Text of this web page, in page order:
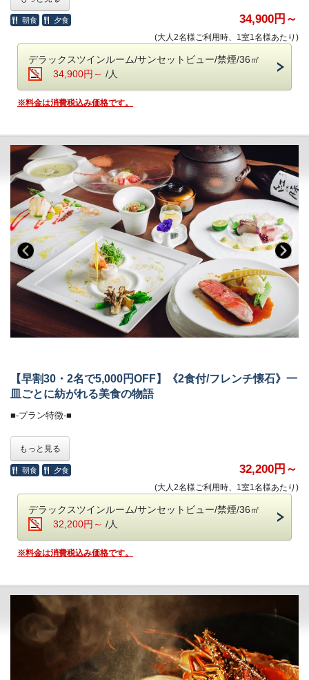
＜高濃度ラジウム温泉＞（6:00～10:00／15:30～24:00）
・湯上がりラウンジ：生ビール＆ドリンク、アイスクリーム
＜ラウンジ＞（7:00～12:00／15:00～24:00）
・メインラウンジ（スカイガーデン併設）：おつまみとドリンク
＜ザ・ミュージックルーム＞（7:00～12:00／15:00～24:00）
・ハンギングソファーで音楽を堪能
＜ライブラリー＞（7:00～12:00／15:00～24:00）
・お気に入りの一冊を
■-ご予約にあたって-■
・12歳以下のお子様はご遠慮いただいております。
・8名様以上のご宿泊は事前にご相談ください。
・バリアフリー、ポーターサービスは未対応です。
お二人なら5,000円OFFになるお得なプランです。
※表示金額は割引されたプラン料金です。
■-《夕食》瀬戸の恵みを雅に味わえる瀬戸内キュイジーヌ-■
和の品格とフレンチの美学が調和する
フレンチ懐石に、さらに趣向を凝らした数皿を重ねて。
食の芸術として昇華された、至高の“フレンチキュイジーヌ”
特別な夜にふさわしい、一段上の美食体験をお届けします。
・お食事中のドリンクフリー
・会場 レストラン「ザ・マイルストーン」
・時間 17：30、18：00、18：30、19：00、19：30
（完全予約制。予約時にご指定ください）
ご希望のお時間が満席の際は、時間変更をお願いする場合がございま
す。
■-朝のごちそう《和食御膳》-■
炊きたて土鍋ご飯のふわりと広がる甘い香り、
みずみずしい朝採れ野菜、濃厚な牧場直送の牛乳
契約農家や牧場から毎朝届く新鮮食材を使い、
一品一品丁寧に仕上げた、心と体にやさしい朝食です。
・会場 レストラン「ザ・マイルストーン」
・時間 7：00～10：00
全館モダンデザインで統一された館内は、
大人の休日を過ごす 「大人の贅沢旅」にぴったり。
ホテル内のドリンクやおつまみなどは、ご宿泊料金に含まれます。
＜高濃度ラジウム温泉＞（6:00～10:00／15:30～24:00）
・「万病の湯」と称される名湯と、
讃岐平野を望む絶景の半露天風呂が魅力。
・湯上がりラウンジ：生ビール＆ドリンク、アイスクリーム
・メインラウンジ（スカイガーデン併設）：おつまみとドリンク
・スポットラウンジ：讃岐うどんのお夜食（21:00～23:30）
・ロビー＆カフェラウンジ（1F）：コーヒー、紅茶などのお飲み物
＜ライブラリー＞（7:00～12:00／15:00～24:00）
・お気に入りの一冊を
■-ご予約にあたって-■
・12歳以下のお子様はご遠慮いただいております。
朝食 夕食 34,900円～
(大人2名様ご利用時、1室1名様あたり)
デラックスツインルーム/サンセットビュー/禁煙/36㎡
34,900円～ /人
※料金は消費税込み価格です。
【早割30・2名で5,000円OFF】《2食付/フレンチ懐石》一
皿ごとに紡がれる美食の物語
■-プラン特徴-■
お二人なら5,000円OFFになるお得なプランです。
※表示金額は割引されたプラン料金です。
■-《夕食》洋と和が響きあうフレンチ懐石-■
湯気立つオープンキッチンから漂う香ばしさに、
誘われて、始まるのは五感で味わう、和とフレンチの美食饗宴。
物語を語るように一皿ずつ届けられる、華やかな演出。
目にも舌にも嬉しい“美味しい時間”を、心ゆくまでご堪能ください。
・お食事中のドリンクフリー
・会場 レストラン「ザ・マイルストーン」
・時間 17：30、18：00、18：30、19：00、19：30
（完全予約制。予約時にご指定ください）
ご希望のお時間が満席の際は、時間変更をお願いする場合がございま
もっと見る
朝食 夕食 32,200円～
(大人2名様ご利用時、1室1名様あたり)
デラックスツインルーム/サンセットビュー/禁煙/36㎡
32,200円～ /人
※料金は消費税込み価格です。